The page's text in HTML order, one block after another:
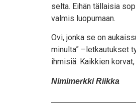
sel­ta. Eihän täl­lai­sia
val­mis luopumaan.
Ovi, jon­ka se on
minul­ta” –let­kau­tuk­set
ihmi­siä. Kaik­kien
Nimi­merk­ki Riikka